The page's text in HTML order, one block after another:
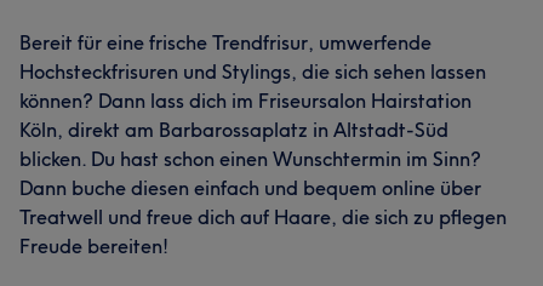
Bereit für eine frische Trendfrisur, umwerfende
Hochsteckfrisuren und Stylings, die sich sehen lassen
können? Dann lass dich im Friseursalon Hairstation
Köln, direkt am Barbarossaplatz in Altstadt-Süd
blicken. Du hast schon einen Wunschtermin im Sinn?
Dann buche diesen einfach und bequem online über
Treatwell und freue dich auf Haare, die sich zu pflegen
Freude bereiten!